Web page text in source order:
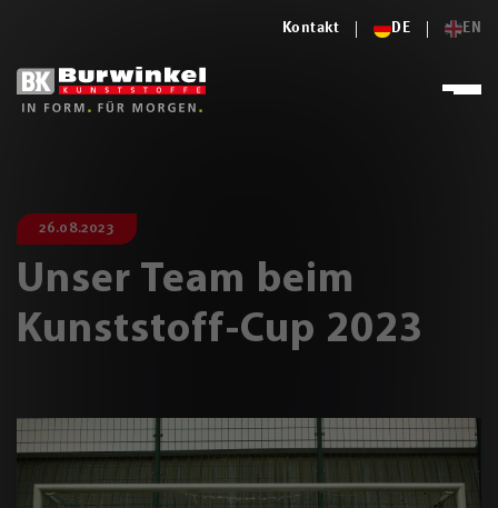
Kontakt DE EN
26.08.2023
Unser Team beim
Kunststoff-Cup 2023